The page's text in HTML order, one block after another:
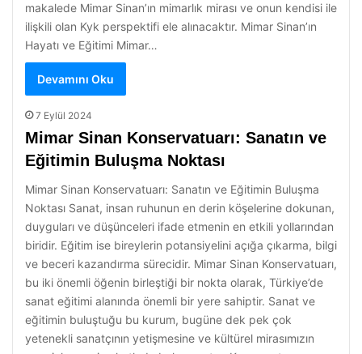
makalede Mimar Sinan’ın mimarlık mirası ve onun kendisi ile
ilişkili olan Kyk perspektifi ele alınacaktır. Mimar Sinan’ın
Hayatı ve Eğitimi Mimar…
Devamını Oku
7 Eylül 2024
Mimar Sinan Konservatuarı: Sanatın ve
Eğitimin Buluşma Noktası
Mimar Sinan Konservatuarı: Sanatın ve Eğitimin Buluşma
Noktası Sanat, insan ruhunun en derin köşelerine dokunan,
duyguları ve düşünceleri ifade etmenin en etkili yollarından
biridir. Eğitim ise bireylerin potansiyelini açığa çıkarma, bilgi
ve beceri kazandırma sürecidir. Mimar Sinan Konservatuarı,
bu iki önemli öğenin birleştiği bir nokta olarak, Türkiye’de
sanat eğitimi alanında önemli bir yere sahiptir. Sanat ve
eğitimin buluştuğu bu kurum, bugüne dek pek çok
yetenekli sanatçının yetişmesine ve kültürel mirasımızın